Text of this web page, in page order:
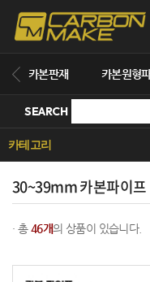
카본판재 카본원형
SEARCH
카테고리
30~39mm 카본파이프
· 총46개의 상품이 있습니다.